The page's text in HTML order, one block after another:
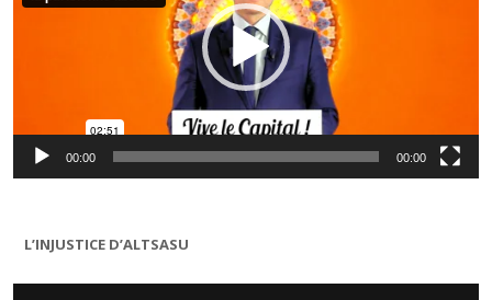
00:00 00:00
L’INJUSTICE D’ALTSASU
Lecteur